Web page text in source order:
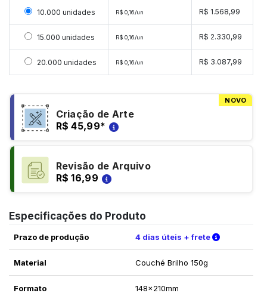
Selecionar 10000 unidades
10.000 unidades R$ 0,16/un R$ 1.568,99
Selecionar 15000 unidades
15.000 unidades R$ 0,16/un R$ 2.330,99
Selecionar 20000 unidades
20.000 unidades R$ 0,16/un R$ 3.087,99
NOVO
Criação de Arte
R$ 45,99*
Revisão de Arquivo
R$ 16,99
Especificações do Produto
Prazo de produção 4 dias úteis + frete Verifique
Material Couché Brilho 150g
Formato 148x210mm